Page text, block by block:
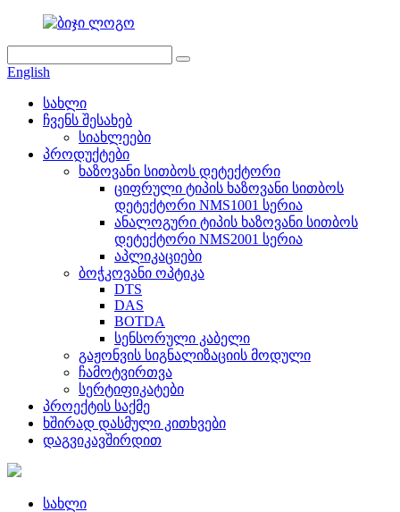
English
სახლი
ჩვენს შესახებ
სიახლეები
პროდუქტები
ხაზოვანი სითბოს დეტექტორი
ციფრული ტიპის ხაზოვანი სითბოს
დეტექტორი NMS1001 სერია
ანალოგური ტიპის ხაზოვანი სითბოს
დეტექტორი NMS2001 სერია
აპლიკაციები
ბოჭკოვანი ოპტიკა
DTS
DAS
BOTDA
სენსორული კაბელი
გაჟონვის სიგნალიზაციის მოდული
ჩამოტვირთვა
სერტიფიკატები
პროექტის საქმე
ხშირად დასმული კითხვები
დაგვიკავშირდით
სახლი